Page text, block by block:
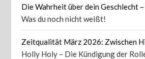
Die Wahrheit über dein Geschlecht
Was du noch nicht weißt!
Zeitqualität März 2026: Zwischen
Holly Holy – Die Kündigung der